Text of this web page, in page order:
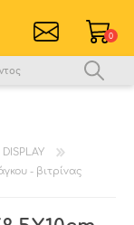
0
- βιτρίνας